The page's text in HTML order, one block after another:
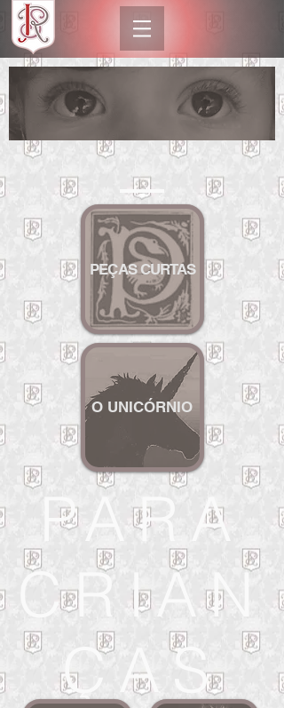
PEÇAS CURTAS
O UNICÓRNIO
PARA
CRIAN
ÇAS